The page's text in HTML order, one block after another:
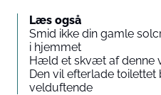
Læs også
Smid ikke din gamle
i hjemmet
Hæld et skvæt af denne
Den vil efterlade
velduftende